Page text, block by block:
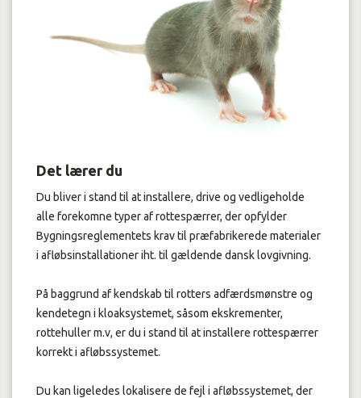
Det lærer du
Du bliver i stand til at installere, drive og vedligeholde
alle forekomne typer af rottespærrer, der opfylder
Bygningsreglementets krav til præfabrikerede materialer
i afløbsinstallationer iht. til gældende dansk lovgivning.
På baggrund af kendskab til rotters adfærdsmønstre og
kendetegn i kloaksystemet, såsom ekskrementer,
rottehuller m.v, er du i stand til at installere rottespærrer
korrekt i afløbssystemet.
Du kan ligeledes lokalisere de fejl i afløbssystemet, der